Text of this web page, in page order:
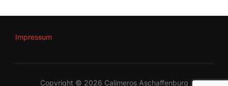
Impressum
Copyright © 2026 Calimeros Aschaffenburg